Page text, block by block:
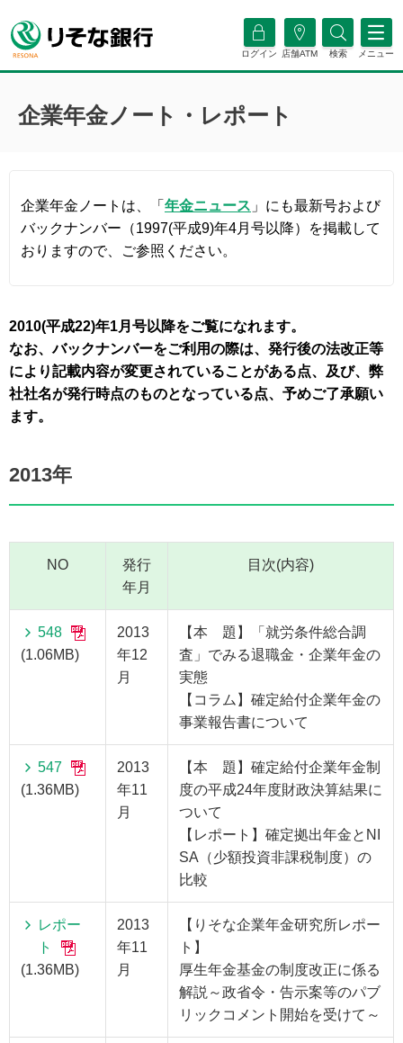
ログイン 店舗ATM 検索 メニュー
企業年金ノート・レポート
企業年金ノートは、「 年金ニュース 」にも最新号および
バックナンバー（1997(平成9)年4月号以降）を掲載して
おりますので、ご参照ください。
2010(平成22)年1月号以降をご覧になれます。
なお、バックナンバーをご利用の際は、発行後の法改正等
により記載内容が変更されていることがある点、及び、弊
社社名が発行時点のものとなっている点、予めご了承願い
ます。
2013年
NO
発行
年月
目次(内容)
548
(1.06MB)
2013
年12
月
【本 題】「就労条件総合調
査」でみる退職金・企業年金の
実態
【コラム】確定給付企業年金の
事業報告書について
547
(1.36MB)
2013
年11
月
【本 題】確定給付企業年金制
度の平成24年度財政決算結果に
ついて
【レポート】確定拠出年金とNI
SA（少額投資非課税制度）の
比較
レポー
ト
(1.36MB)
2013
年11
月
【りそな企業年金研究所レポー
ト】
厚生年金基金の制度改正に係る
解説～政省令・告示案等のパブ
リックコメント開始を受けて～